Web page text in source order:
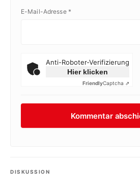
E-Mail-Adresse *
Anti-Roboter-Verifizierung
Hier klicken
FriendlyCaptcha ⇗
DISKUSSION